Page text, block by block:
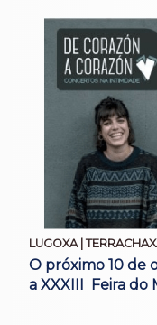
LUGOXA |
O próximo 10 de
a XXXIII Feira do